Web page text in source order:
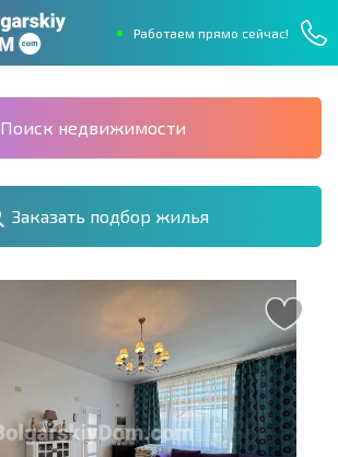
Работаем прямо сейчас!
Поиск недвижимости
Заказать подбор жилья